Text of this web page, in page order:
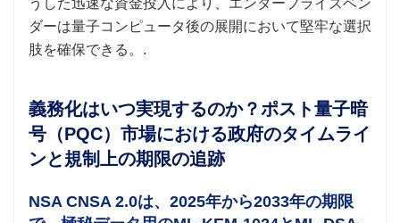
うした迅速な資金投入により、エンタープライズベン
ダーは量子コンピュータ後の展開において堅牢な選択
肢を確保できる。.
義務化はいつ実現するのか？ポスト量子暗
号（PQC）市場における政府のタイムライ
ンと規制上の期限の追跡
NSA CNSA 2.0は、2025年から2033年の期限